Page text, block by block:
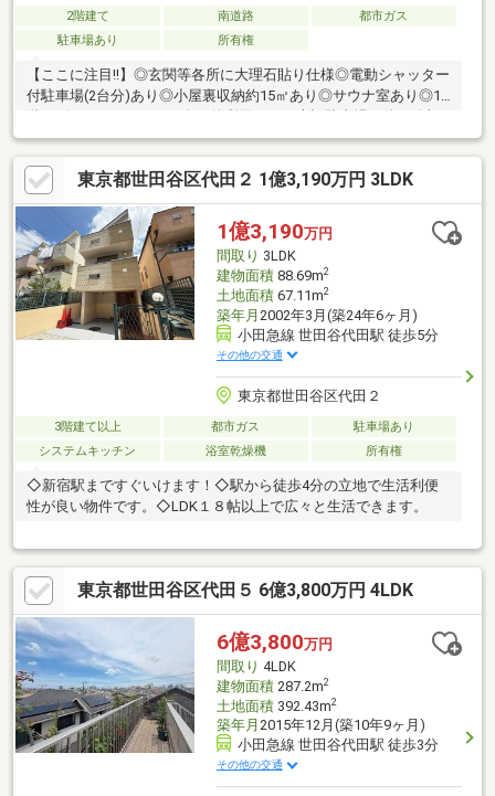
2階建て 南道路
都市ガス
駐車場あり
所有権
【ここに注目!!】◎玄関等各所に大理石貼り仕様◎電動シャッター
付駐車場(2台分)あり◎小屋裏収納約15㎡あり◎サウナ室あり◎1
台分駐車可）◎収納多く、使い勝手良好
東京都世田谷区代田２ 1億3,190万円 3LDK
1億3,190万円
間取り 3LDK
建物面積88.69m2
土地面積67.11m2
築年月 2002年3月(築24年6ヶ月)
小田急線 世田谷代田駅 徒歩5分
その他の交通
東京都世田谷区代田２
3階建て以上 都市ガス
駐車場あり
システムキッチン
浴室乾燥機 所有権
◇新宿駅まですぐいけます！◇駅から徒歩4分の立地で生活利便
性が良い物件です。◇LDK１８帖以上で広々と生活できます。
東京都世田谷区代田５ 6億3,800万円 4LDK
6億3,800万円
間取り 4LDK
建物面積287.2m2
土地面積392.43m2
築年月 2015年12月(築10年9ヶ月)
小田急線 世田谷代田駅 徒歩3分
その他の交通